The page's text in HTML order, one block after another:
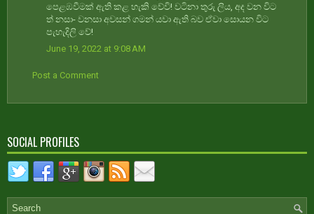
පෙළඹවීමක් ඇති කළ හැකි වේවි! වටිනා තුරු ලිය, අද වන විට
ත් නසා- වනසා අවසන් ගමන් යවා ඇති බව ඒවා සොයන විට
පැහැදිලි වේ!
June 19, 2022 at 9:08 AM
Post a Comment
SOCIAL PROFILES